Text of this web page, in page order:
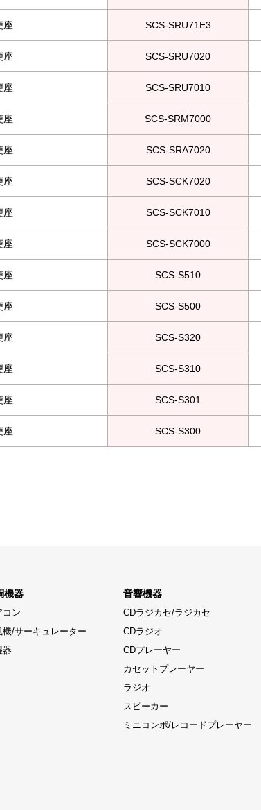
座 SCS-SRU71E3
座 SCS-SRU7020
座 SCS-SRU7010
座 SCS-SRM7000
座 SCS-SRA7020
座 SCS-SCK7020
座 SCS-SCK7010
座 SCS-SCK7000
座 SCS-S510
座 SCS-S500
座 SCS-S320
座 SCS-S310
座 SCS-S301
座 SCS-S300
機器
コン
機/サーキュレーター
器
音響機器
CDラジカセ/ラジカセ
CDラジオ
CDプレーヤー
カセットプレーヤー
ラジオ
スピーカー
ミニコンポ/レコードプレーヤー